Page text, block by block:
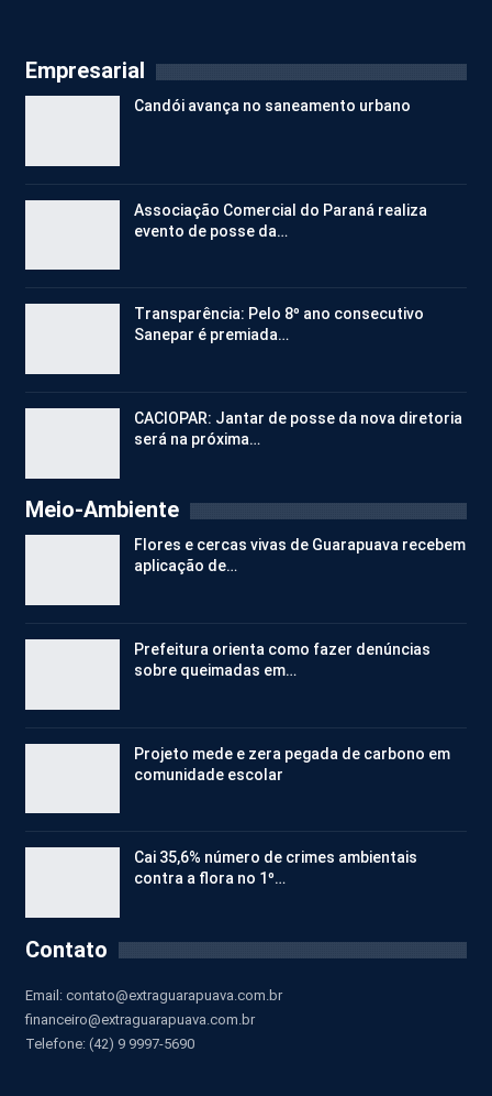
Empresarial
Candói avança no saneamento urbano
Associação Comercial do Paraná realiza
evento de posse da…
Transparência: Pelo 8º ano consecutivo
Sanepar é premiada…
CACIOPAR: Jantar de posse da nova diretoria
será na próxima…
Meio-Ambiente
Flores e cercas vivas de Guarapuava recebem
aplicação de…
Prefeitura orienta como fazer denúncias
sobre queimadas em…
Projeto mede e zera pegada de carbono em
comunidade escolar
Cai 35,6% número de crimes ambientais
contra a flora no 1º…
Contato
Email: contato@extraguarapuava.com.br
financeiro@extraguarapuava.com.br
Telefone: (42) 9 9997-5690